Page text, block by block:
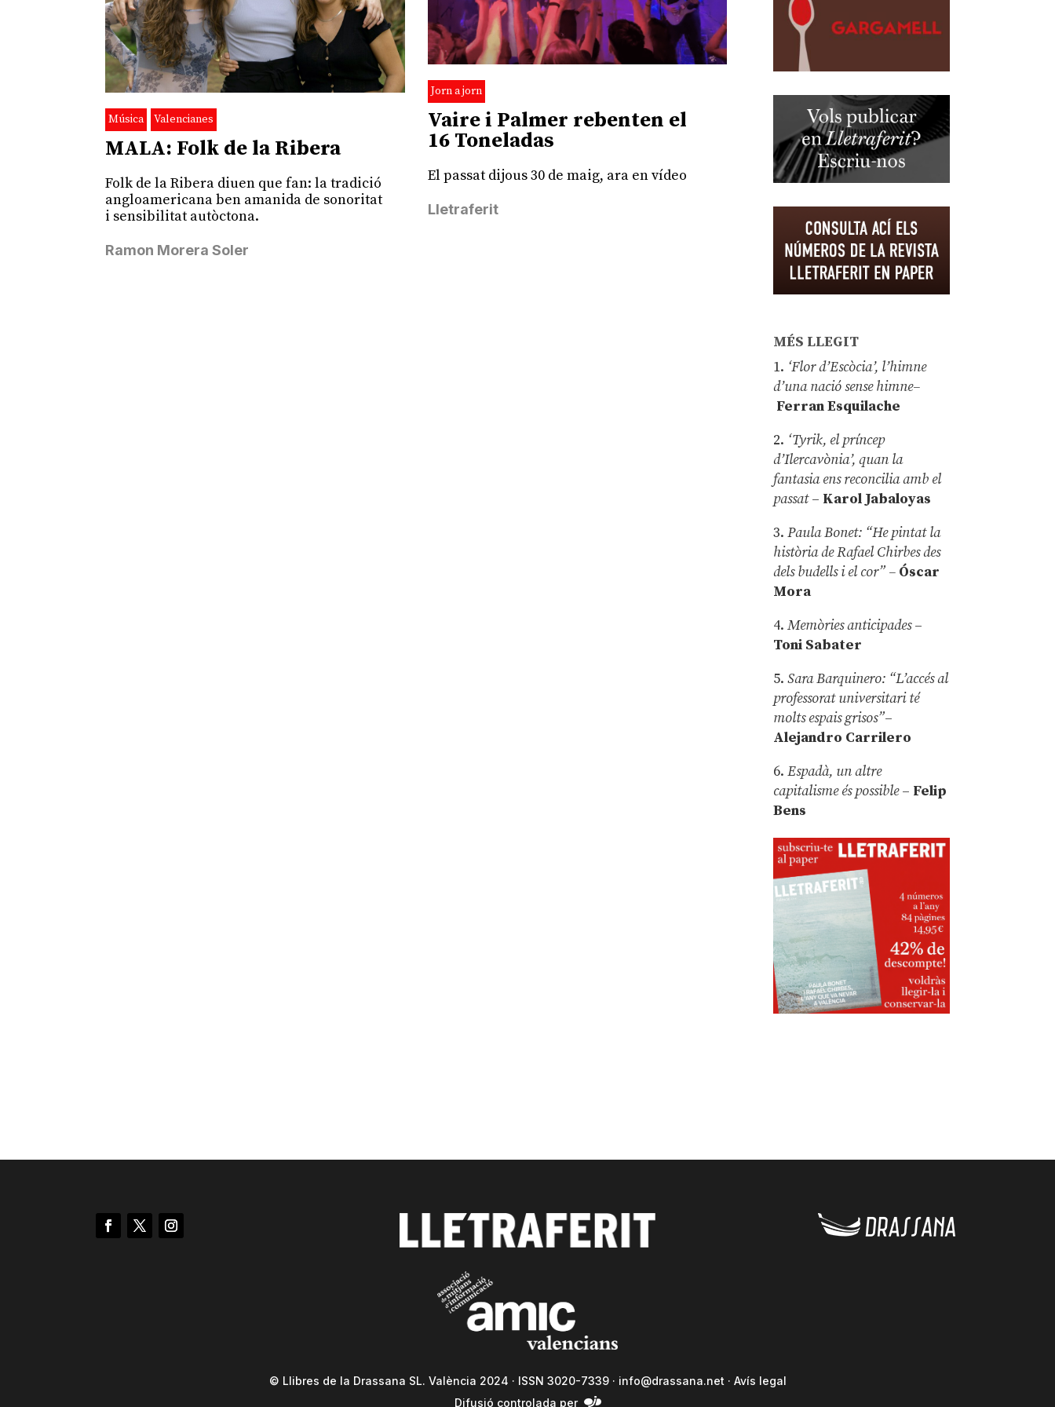
Música Valencianes
MALA: Folk de la Ribera
Folk de la Ribera diuen que fan: la tradició
angloamericana ben amanida de sonoritat
i sensibilitat autòctona.
Ramon Morera Soler
Jorn a jorn
Vaire i Palmer rebenten el
16 Toneladas
El passat dijous 30 de maig, ara en vídeo
Lletraferit
MÉS LLEGIT
1. ‘Flor d’Escòcia’, l’himne
d’una nació sense himne–
Ferran Esquilache
2. ‘Tyrik, el príncep
d’Ilercavònia’, quan la
fantasia ens reconcilia amb el
passat– Karol Jabaloyas
3.Paula Bonet: “He pintat la
història de Rafael Chirbes des
dels budells i el cor” – Óscar
Mora
4.Memòries anticipades–
Toni Sabater
5.Sara Barquinero: “L’accés al
professorat universitari té
molts espais grisos”–
Alejandro Carrilero
6.Espadà, un altre
capitalisme és possible – Felip
Bens
© Llibres de la Drassana SL. València 2024 · ISSN 3020-7339 · info@drassana.net · Avís legal
Difusió controlada per